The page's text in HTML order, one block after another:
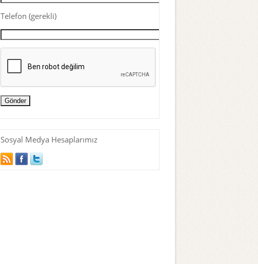
Telefon (gerekli)
Sosyal Medya Hesaplarımız